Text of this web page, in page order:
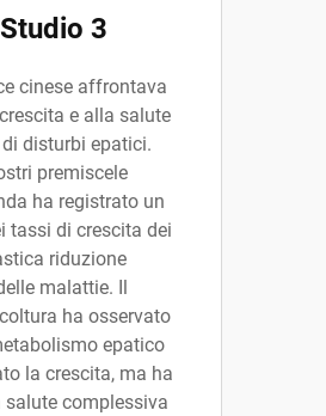
3
cinese affrontava
e alla salute
disturbi epatici.
premiscele
ha registrato un
tassi di crescita dei
riduzione
malattie. Il
ha osservato
epatico
la crescita, ma ha
complessiva